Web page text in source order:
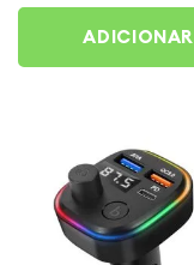
ADICIONAR